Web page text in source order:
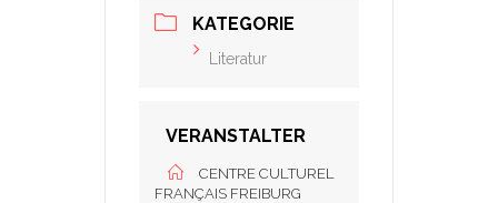
KATEGORIE
Literatur
VERANSTALTER
CENTRE CULTUREL
FRANÇAIS FREIBURG